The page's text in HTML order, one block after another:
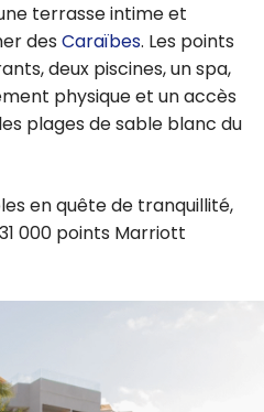
terrasse intime et
des Caraïbes. Les points
deux piscines, un spa,
physique et un accès
plages de sable blanc du
en quête de tranquillité,
000 points Marriott